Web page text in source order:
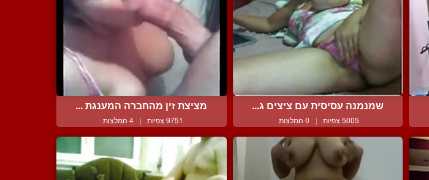
שמנמנה עסיסית עם ציצים ג...
5005 צפיות | 0 המלצות
מציצת זין מהחברה המענגת ...
9751 צפיות | 4 המלצות